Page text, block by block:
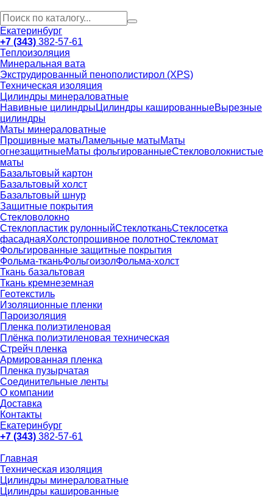
Екатеринбург
+7 (343) 382-57-61
Теплоизоляция
Минеральная вата
Экструдированный пенополистирол (XPS)
Техническая изоляция
Цилиндры минераловатные
Навивные цилиндры Цилиндры кашированныеВырезные
цилиндры
Маты минераловатные
Прошивные матыЛамельные матыМаты
огнезащитныеМаты фольгированныеСтекловолокнистые
маты
Базальтовый картон
Базальтовый холст
Базальтовый шнур
Защитные покрытия
Стекловолокно
Стеклопластик рулонныйСтеклотканьСтеклосетка
фасаднаяХолстопрошивное полотноСтекломат
Фольгированные защитные покрытия
Фольма-тканьФольгоизолФольма-холст
Ткань базальтовая
Ткань кремнеземная
Геотекстиль
Изоляционные пленки
Пароизоляция
Пленка полиэтиленовая
Плёнка полиэтиленовая техническая
Стрейч пленка
Армированная пленка
Пленка пузырчатая
Соединительные ленты
О компании
Доставка
Контакты
Екатеринбург
+7 (343) 382-57-61
Главная
Техническая изоляция
Цилиндры минераловатные
Цилиндры кашированные